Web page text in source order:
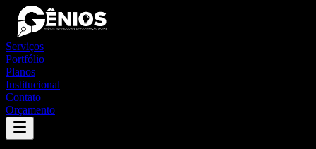
Serviços
Portfólio
Planos
Institucional
Contato
Orçamento